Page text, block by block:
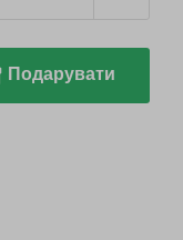
Подарувати